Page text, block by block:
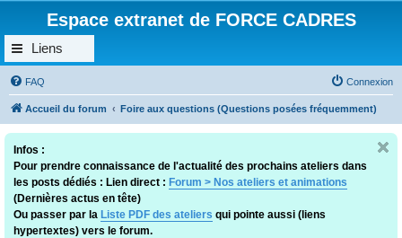
Espace extranet de FORCE CADRES
Liens
FAQ Connexion
Accueil du forum Foire aux questions (Questions posées fréquemment)
Infos :
Pour prendre connaissance de l'actualité des prochains ateliers dans
les posts dédiés : Lien direct : Forum > Nos ateliers et animations
(Dernières actus en tête)
Ou passer par la Liste PDF des ateliers qui pointe aussi (liens
hypertextes) vers le forum.